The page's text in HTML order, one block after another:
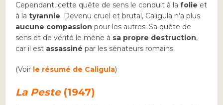
Cependant, cette quête de sens le conduit à lafolie et
à latyrannie. Devenu cruel et brutal, Caligula n’a plus
aucune compassion pour les autres. Sa quête de
sens et de vérité le mène à sa propre destruction,
car il est assassiné par les sénateurs romains.
(Voir le résumé de Caligula)
La Peste(1947)